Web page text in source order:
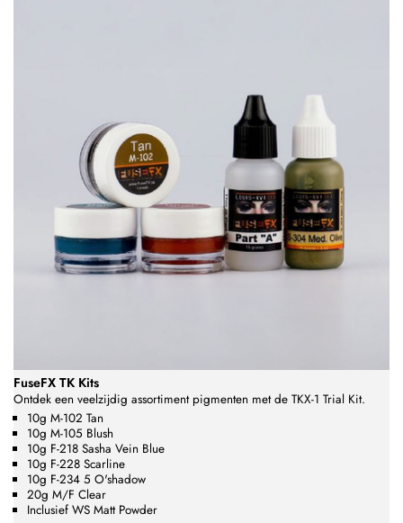
FuseFX TK Kits
Ontdek een veelzijdig assortiment pigmenten met de TKX-1 Trial Kit.
10g M-102 Tan
10g M-105 Blush
10g F-218 Sasha Vein Blue
10g F-228 Scarline
10g F-234 5 O'shadow
20g M/F Clear
Inclusief WS Matt Powder